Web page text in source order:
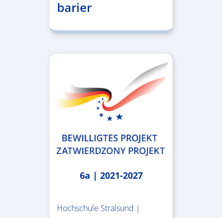
barier
6a | 2021-2027
Hochschule Stralsund |